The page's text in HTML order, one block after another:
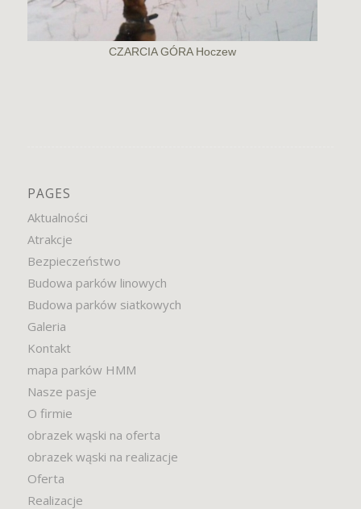
CZARCIA GÓRA Hoczew
PAGES
Aktualności
Atrakcje
Bezpieczeństwo
Budowa parków linowych
Budowa parków siatkowych
Galeria
Kontakt
mapa parków HMM
Nasze pasje
O firmie
obrazek wąski na oferta
obrazek wąski na realizacje
Oferta
Realizacje